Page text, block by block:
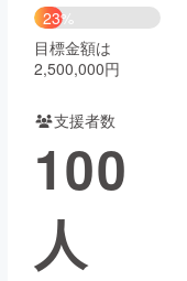
コミュニティ
23%
目標金額は
2,500,000円
支援者数
100
人